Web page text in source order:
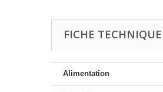
FICHE TECHNIQUE
Alimentation